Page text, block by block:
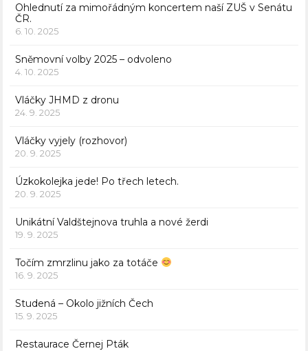
Ohlednutí za mimořádným koncertem naší ZUŠ v Senátu
ČR.
6. 10. 2025
Sněmovní volby 2025 – odvoleno
4. 10. 2025
Vláčky JHMD z dronu
24. 9. 2025
Vláčky vyjely (rozhovor)
20. 9. 2025
Úzkokolejka jede! Po třech letech.
20. 9. 2025
Unikátní Valdštejnova truhla a nové žerdi
19. 9. 2025
Točím zmrzlinu jako za totáče
16. 9. 2025
Studená – Okolo jižních Čech
15. 9. 2025
Restaurace Černej Pták